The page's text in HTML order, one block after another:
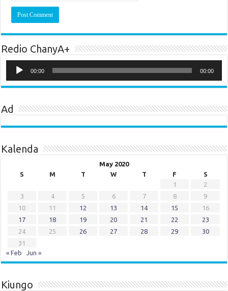
Redio ChanyA+
Player
00:00 00:00
Ad
Kalenda
May 2020
S
M T W T F
S
1
2
3
4 5 6 7 8
9
10
11 12 13 14 15
16
17
18 19 20 21 22
23
24
25 26 27 28 29
30
31
« Feb
Jun »
Kiungo